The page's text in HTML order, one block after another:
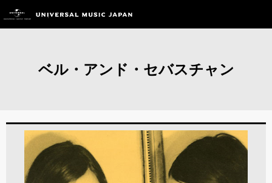
ベル・アンド・セバスチャン